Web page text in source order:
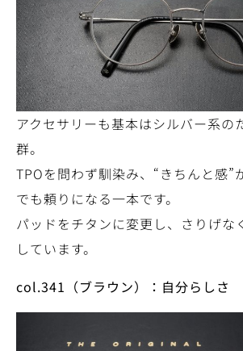
アクセサリーも基本はシルバー系の
群。
TPOを問わず馴染み、“きちんと感”
でも頼りになる一本です。
パッドをチタンに変更し、さりげな
しています。
col.341 （ブラウン）：自分らしさ